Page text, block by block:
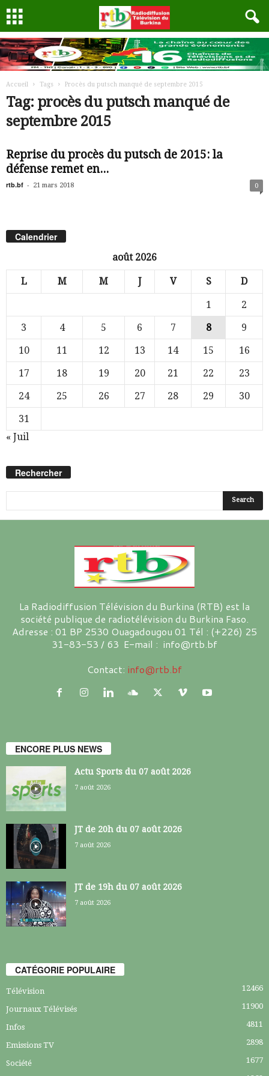
Accueil Tags Procès du putsch manqué de septembre 2015
Tag: procès du putsch manqué de
septembre 2015
Reprise du procès du putsch de 2015: la
défense remet en...
rtb.bf - 21 mars 2018 0
Calendrier
août 2026
L M M J V S D
1
2
3
4 5 6 7 8
9
10
11 12 13 14 15
16
17
18 19 20 21 22
23
24
25 26 27 28 29
30
31
« Juil
Rechercher
La Radiodiffusion Télévision du Burkina (RTB) est la
société publique de radiotélévision du Burkina Faso.
Adresse : 01 BP 2530 Ouagadougou 01 Tél : (+226) 25
31-83-53 / 63 E-mail : info@rtb.bf
Contact: info@rtb.bf
ENCORE PLUS NEWS
Actu Sports du 07 août 2026
7 août 2026
JT de 20h du 07 août 2026
7 août 2026
JT de 19h du 07 août 2026
7 août 2026
CATÉGORIE POPULAIRE
Télévision 12466
Journaux Télévisés 11900
Infos 4811
Emissions TV 2898
Société
1677